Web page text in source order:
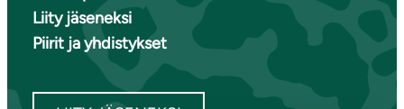
Liity jäseneksi
Piirit ja yhdistykset